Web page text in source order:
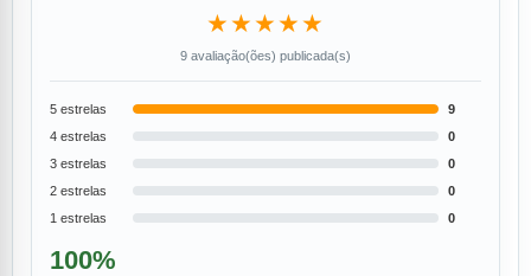
★★★★★
9 avaliação(ões) publicada(s)
5 estrelas
9
4 estrelas
0
3 estrelas
0
2 estrelas
0
1 estrelas
0
100%